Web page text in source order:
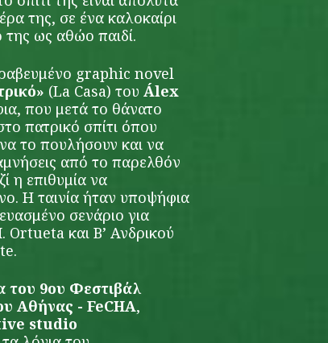
της, σε ένα καλοκαίρι
της ως αθώο παιδί.
graphic novel
(La Casa) του Álex
που μετά το θάνατο
πατρικό σπίτι όπου
το πουλήσουν και να
από το παρελθόν
η επιθυμία να
H ταινία ήταν υποψήφια
σενάριο για
Ortueta και Β’ Ανδρικού
.
του 9ου Φεστιβάλ
Αθήνας - FeCHA,
studio